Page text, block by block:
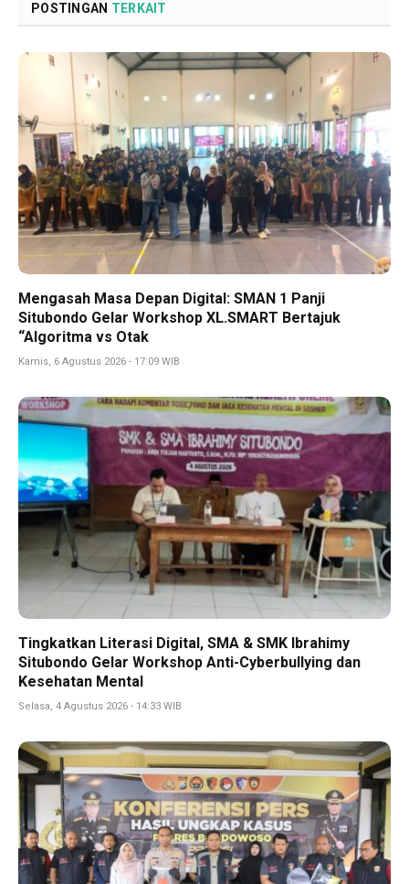
POSTINGAN TERKAIT
Mengasah Masa Depan Digital: SMAN 1 Panji
Situbondo Gelar Workshop XL.SMART Bertajuk
“Algoritma vs Otak
Kamis, 6 Agustus 2026 - 17:09 WIB
Tingkatkan Literasi Digital, SMA & SMK Ibrahimy
Situbondo Gelar Workshop Anti-Cyberbullying dan
Kesehatan Mental
Selasa, 4 Agustus 2026 - 14:33 WIB